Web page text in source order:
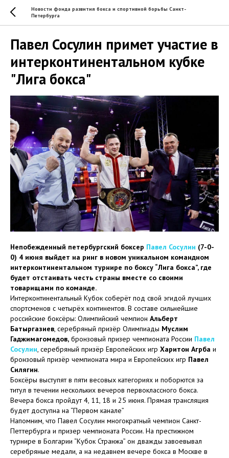
Новости фонда развития бокса и спортивной борьбы Санкт-
Петербурга
Павел Сосулин примет участие в
интерконтинентальном кубке
"Лига бокса"
Непобежденный петербургский боксер Павел Сосулин (7-0-
0) 4 июня выйдет на ринг в новом уникальном командном
интерконтинентальном турнире по боксу “Лига бокса”, где
будет отстаивать честь страны вместе со своими
товарищами по команде.
Интерконтинентальный Кубок соберёт под свой эгидой лучших
спортсменов с четырёх континентов. В составе сильнейшие
российские боксёры: Олимпийский чемпион Альберт
Батыргазиев, серебряный призёр Олимпиады Муслим
Гаджимагомедов, бронзовый призер чемпионата России Павел
Сосулин, серебряный призёр Европейских игр Харитон Агрба и
бронзовый призёр чемпионата мира и Европейских игр Павел
Силягин.
Боксёры выступят в пяти весовых категориях и поборются за
титул в течении нескольких вечеров первоклассного бокса.
Вечера бокса пройдут 4, 11, 18 и 25 июня. Прямая трансляция
будет доступна на “Первом канале”
Напомним, что Павел Сосулин многократный чемпион Санкт-
Петтербурга и призер чемпионата России. На престижном
турнире в Болгарии “Кубок Странжа” он дважды завоевывал
серебряные медали, а на недавнем вечере бокса в Москве в